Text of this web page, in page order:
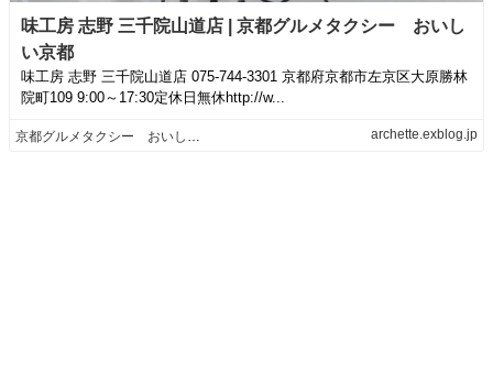
味工房 志野 三千院山道店 | 京都グルメタクシー おいし
い京都
味工房 志野 三千院山道店 075-744-3301 京都府京都市左京区大原勝林
院町109 9:00～17:30定休日無休http://w...
京都グルメタクシー おいしい京都 archette.exblog.jp